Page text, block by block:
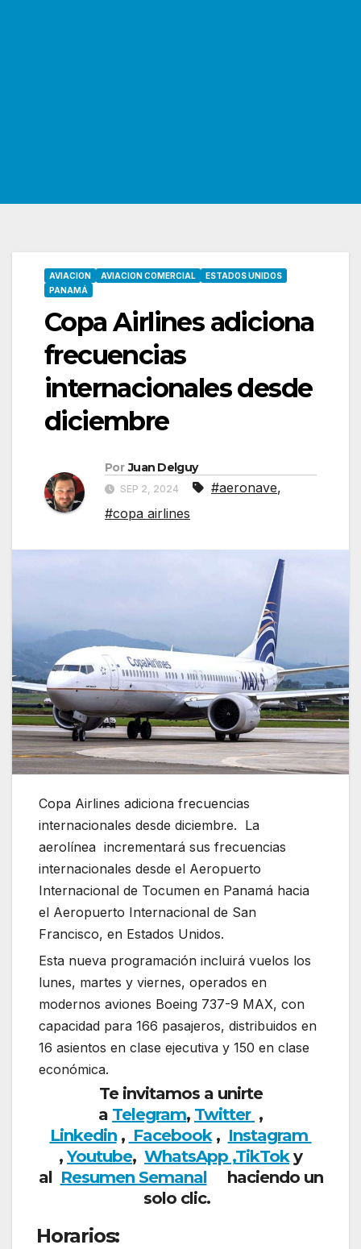
AVIACION AVIACION COMERCIAL
ESTADOS UNIDOS
PANAMÁ
Copa Airlines adiciona
frecuencias
internacionales desde
diciembre
Por Juan Delguy
SEP 2, 2024 #aeronave,
#copa airlines
Copa Airlines adiciona frecuencias
internacionales desde diciembre. La
aerolínea incrementará sus frecuencias
internacionales desde el Aeropuerto
Internacional de Tocumen en Panamá hacia
el Aeropuerto Internacional de San
Francisco, en Estados Unidos.
Esta nueva programación incluirá vuelos los
lunes, martes y viernes, operados en
modernos aviones Boeing 737-9 MAX, con
capacidad para 166 pasajeros, distribuidos en
16 asientos en clase ejecutiva y 150 en clase
económica.
Te invitamos a unirte
a Telegram, Twitter ,
Linkedin, Facebook, Instagram
,Youtube, WhatsApp ,TikToky
al Resumen Semanalhaciendo un
solo clic.
Horarios: